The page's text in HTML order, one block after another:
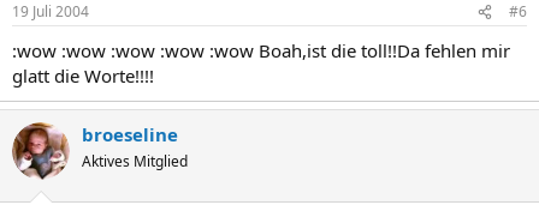
19 Juli 2004 #6
:wow :wow :wow :wow :wow Boah,ist die toll!!Da fehlen mir
glatt die Worte!!!!
broeseline
Aktives Mitglied